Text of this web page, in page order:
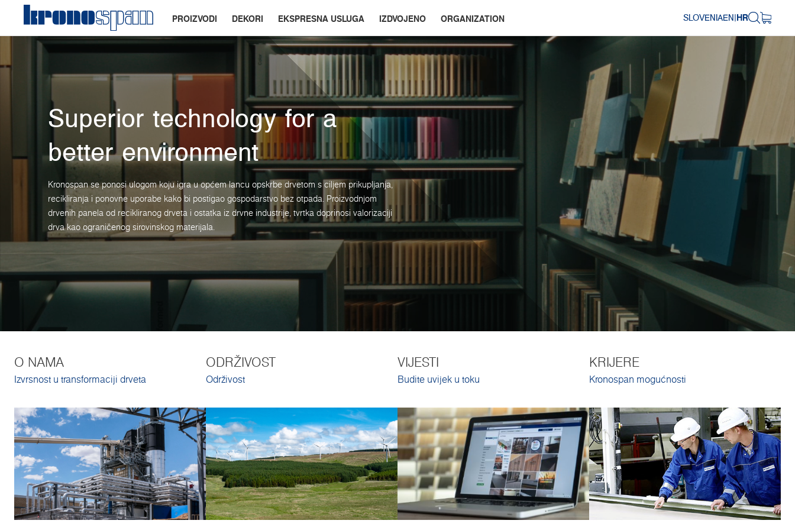
PROIZVODI DEKORI EKSPRESNA USLUGA IZDVOJENO ORGANIZATION SLOVENIAEN|HR
Superior technology for a
better environment
Kronospan se ponosi ulogom koju igra u općem lancu opskrbe drvetom s ciljem prikupljanja,
recikliranja i ponovne uporabe kako bi postigao gospodarstvo bez otpada. Proizvodnjom
drvenih panela od recikliranog drveta i ostatka iz drvne industrije, tvrtka doprinosi valorizaciji
drva kao ograničenog sirovinskog materijala.
O NAMA
Izvrsnost u transformaciji drveta
ODRŽIVOST
Održivost
VIJESTI
Budite uvijek u toku
KRIJERE
Kronospan mogućnosti